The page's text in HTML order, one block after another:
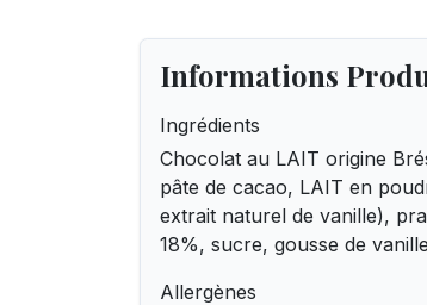
Informations
Ingrédients
Chocolat au LAIT origine
pâte de cacao, LAIT en
extrait naturel de vanille),
18%, sucre, gousse de
Allergènes